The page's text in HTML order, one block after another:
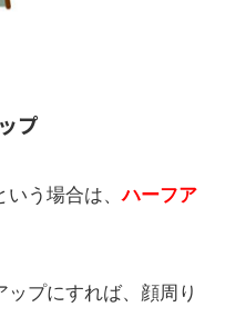
プ
いう場合は、ハーフア
プにすれば、顔周り